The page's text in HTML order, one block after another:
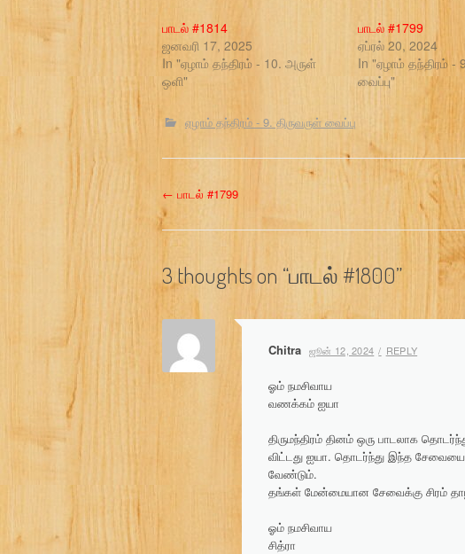
பாடல் #1814
ஜனவரி 17, 2025
In "ஏழாம் தந்திரம் - 10. அருள்
ஒளி"
பாடல் #1799
ஏப்ரல் 20, 2024
In "ஏழாம் தந்திரம் -
வைப்பு"
ஏழாம் தந்திரம் - 9. திருவருள் வைப்பு
P
o
s
t
n
← பாடல் #1799
3 thoughts on “பாடல் #1800”
Chitra ஜூன் 12, 2024 REPLY
ஓம் நமசிவாய
வணக்கம் ஐயா
திருமந்திரம் தினம் ஒரு பாடலாக
விட்டது ஐயா. தொடர்ந்து இந்த சேவையை
வேண்டும்.
தங்கள் மேன்மையான சேவைக்கு சிரம்
ஓம் நமசிவாய
சித்ரா